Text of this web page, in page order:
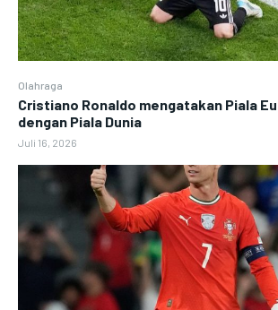
Olahraga
Cristiano Ronaldo mengatakan Piala
dengan Piala Dunia
Juli 16, 2026